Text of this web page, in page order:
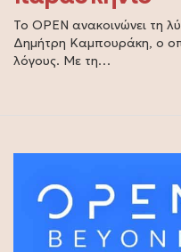
Το OPEN ανακοινώνει τη
Δημήτρη Καμπουράκη, ο
λόγους. Με τη…